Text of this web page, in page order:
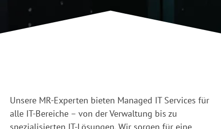
Unsere MR-Experten bieten Managed IT Services für
alle IT-Bereiche – von der Verwaltung bis zu
spezialisierten IT-Lösungen. Wir sorgen für eine